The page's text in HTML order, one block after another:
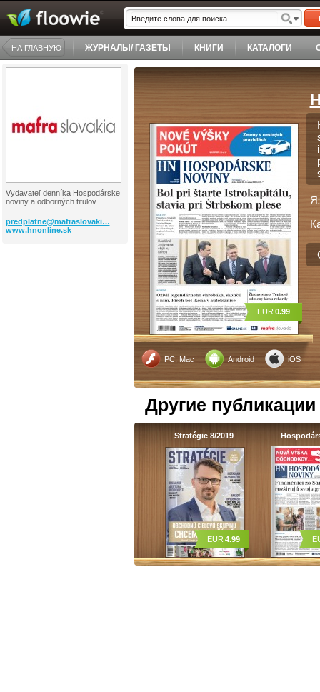
НА ГЛАВНУЮ ЖУРНАЛЫ/ ГАЗЕТЫ КНИГИ КАТАЛОГИ
Vydavateľ denníka Hospodárske
noviny a odborných titulov
predplatne@mafraslovaki…
www.hnonline.sk
PC, Mac Android iOS
EUR 0.99
Другие публикации
Stratégie 8/2019
EUR 4.99